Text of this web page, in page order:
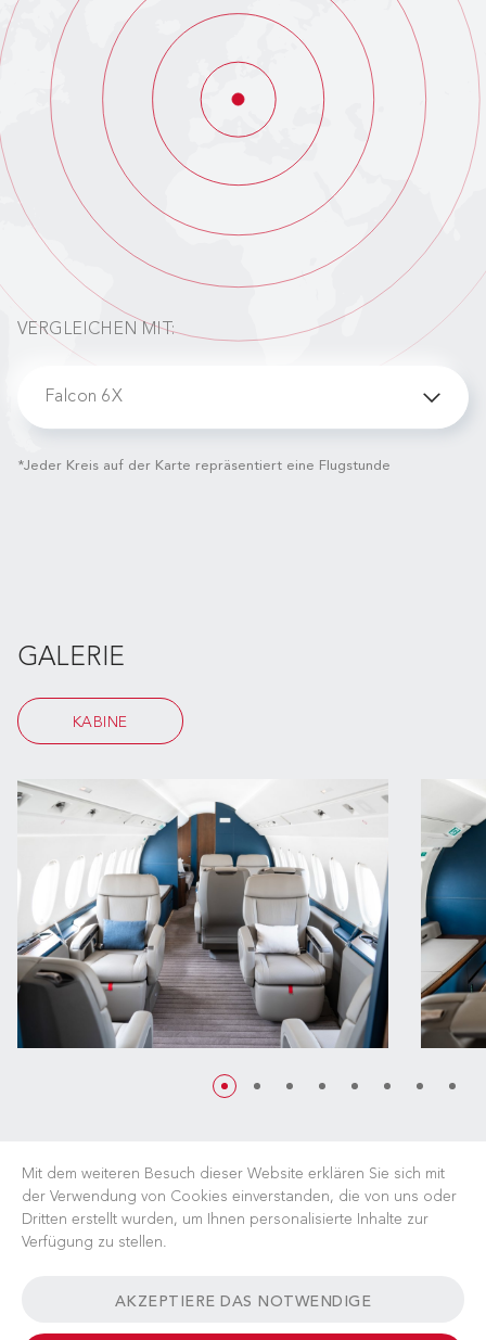
VERGLEICHEN MIT:
Falcon 6X
*Jeder Kreis auf der Karte repräsentiert eine Flugstunde
GALERIE
KABINE
Mit dem weiteren Besuch dieser Website erklären Sie sich mit
der Verwendung von Cookies einverstanden, die von uns oder
Dritten erstellt wurden, um Ihnen personalisierte Inhalte zur
Verfügung zu stellen.
AKZEPTIERE DAS NOTWENDIGE